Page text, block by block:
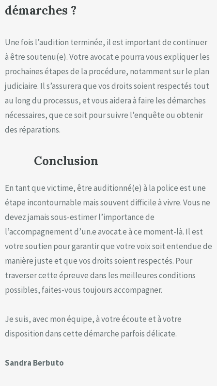
démarches ?
Une fois l’audition terminée, il est important de continuer
à être soutenu(e). Votre avocat.e pourra vous expliquer les
prochaines étapes de la procédure, notamment sur le plan
judiciaire. Il s’assurera que vos droits soient respectés tout
au long du processus, et vous aidera à faire les démarches
nécessaires, que ce soit pour suivre l’enquête ou obtenir
des réparations.
Conclusion
En tant que victime, être auditionné(e) à la police est une
étape incontournable mais souvent difficile à vivre. Vous ne
devez jamais sous-estimer l’importance de
l’accompagnement d’un.e avocat.e à ce moment-là. Il est
votre soutien pour garantir que votre voix soit entendue de
manière juste et que vos droits soient respectés. Pour
traverser cette épreuve dans les meilleures conditions
possibles, faites-vous toujours accompagner.
Je suis, avec mon équipe, à votre écoute et à votre
disposition dans cette démarche parfois délicate.
Sandra Berbuto